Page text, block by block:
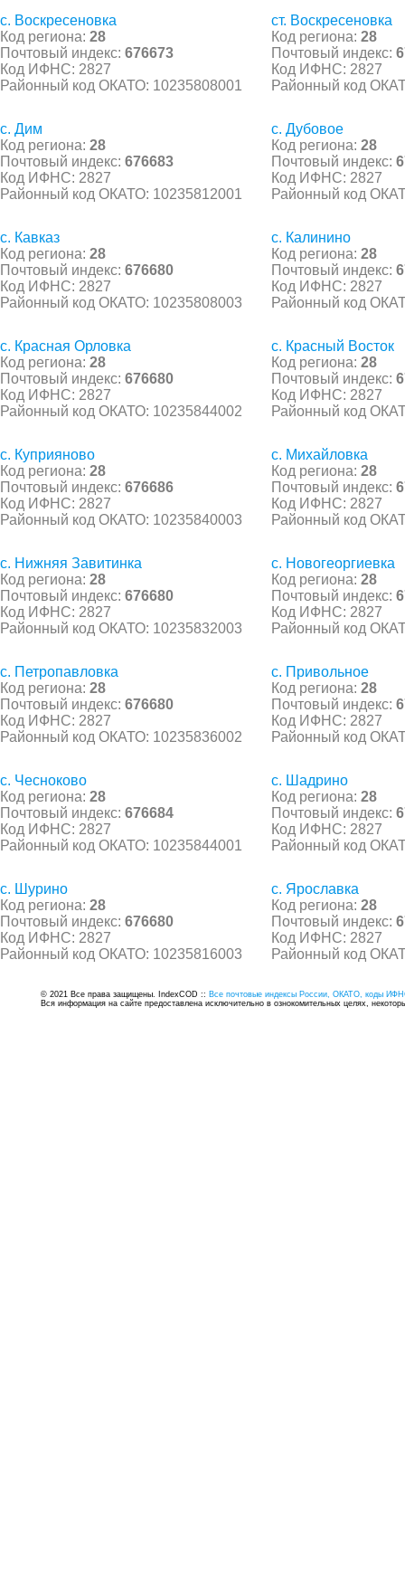
с. Воскресеновка
Код региона: 28
Почтовый индекс: 676673
Код ИФНС: 2827
Районный код ОКАТО: 10235808001
ст. Воскресеновка
Код региона: 28
Почтовый индекс:
Код ИФНС: 2827
Районный код
с. Дим
Код региона: 28
Почтовый индекс: 676683
Код ИФНС: 2827
Районный код ОКАТО: 10235812001
с. Дубовое
Код региона: 28
Почтовый индекс:
Код ИФНС: 2827
Районный код
с. Кавказ
Код региона: 28
Почтовый индекс: 676680
Код ИФНС: 2827
Районный код ОКАТО: 10235808003
с. Калинино
Код региона: 28
Почтовый индекс:
Код ИФНС: 2827
Районный код
с. Красная Орловка
Код региона: 28
Почтовый индекс: 676680
Код ИФНС: 2827
Районный код ОКАТО: 10235844002
с. Красный Восток
Код региона: 28
Почтовый индекс:
Код ИФНС: 2827
Районный код
с. Куприяново
Код региона: 28
Почтовый индекс: 676686
Код ИФНС: 2827
Районный код ОКАТО: 10235840003
с. Михайловка
Код региона: 28
Почтовый индекс:
Код ИФНС: 2827
Районный код
с. Нижняя Завитинка
Код региона: 28
Почтовый индекс: 676680
Код ИФНС: 2827
Районный код ОКАТО: 10235832003
с. Новогеоргиевка
Код региона: 28
Почтовый индекс:
Код ИФНС: 2827
Районный код
с. Петропавловка
Код региона: 28
Почтовый индекс: 676680
Код ИФНС: 2827
Районный код ОКАТО: 10235836002
с. Привольное
Код региона: 28
Почтовый индекс:
Код ИФНС: 2827
Районный код
с. Чесноково
Код региона: 28
Почтовый индекс: 676684
Код ИФНС: 2827
Районный код ОКАТО: 10235844001
с. Шадрино
Код региона: 28
Почтовый индекс:
Код ИФНС: 2827
Районный код
с. Шурино
Код региона: 28
Почтовый индекс: 676680
Код ИФНС: 2827
Районный код ОКАТО: 10235816003
с. Ярославка
Код региона: 28
Почтовый индекс:
Код ИФНС: 2827
Районный код
© 2021 Все права защищены. IndexCOD :: Все почтовые индексы России, ОКАТО, коды
Вся информация на сайте предоставлена исключительно в ознокомительных целях,